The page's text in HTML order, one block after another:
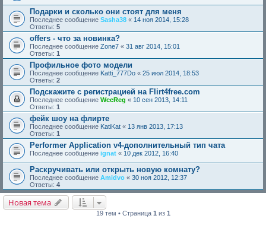
Подарки и сколько они стоят для меня
Последнее сообщение Sasha38 « 14 ноя 2014, 15:28
Ответы: 5
offers - что за новинка?
Последнее сообщение Zone7 « 31 авг 2014, 15:01
Ответы: 1
Профильное фото модели
Последнее сообщение Katti_777Do « 25 июл 2014, 18:53
Ответы: 2
Подскажите с регистрацией на Flirt4free.com
Последнее сообщение WccReg « 10 сен 2013, 14:11
Ответы: 1
фейк шоу на флирте
Последнее сообщение KatiKat « 13 янв 2013, 17:13
Ответы: 1
Performer Application v4-дополнительный тип чата
Последнее сообщение ignat « 10 дек 2012, 16:40
Раскручивать или открыть новую комнату?
Последнее сообщение Amidvo « 30 ноя 2012, 12:37
Ответы: 4
Новая тема
19 тем • Страница 1 из 1